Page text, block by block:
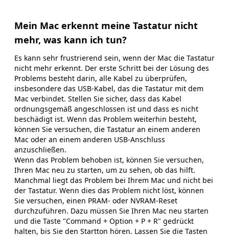
Mein Mac erkennt meine Tastatur nicht
mehr, was kann ich tun?
Es kann sehr frustrierend sein, wenn der Mac die Tastatur
nicht mehr erkennt. Der erste Schritt bei der Lösung des
Problems besteht darin, alle Kabel zu überprüfen,
insbesondere das USB-Kabel, das die Tastatur mit dem
Mac verbindet. Stellen Sie sicher, dass das Kabel
ordnungsgemäß angeschlossen ist und dass es nicht
beschädigt ist. Wenn das Problem weiterhin besteht,
können Sie versuchen, die Tastatur an einem anderen
Mac oder an einem anderen USB-Anschluss
anzuschließen.
Wenn das Problem behoben ist, können Sie versuchen,
Ihren Mac neu zu starten, um zu sehen, ob das hilft.
Manchmal liegt das Problem bei Ihrem Mac und nicht bei
der Tastatur. Wenn dies das Problem nicht löst, können
Sie versuchen, einen PRAM- oder NVRAM-Reset
durchzuführen. Dazu müssen Sie Ihren Mac neu starten
und die Taste "Command + Option + P + R" gedrückt
halten, bis Sie den Startton hören. Lassen Sie die Tasten